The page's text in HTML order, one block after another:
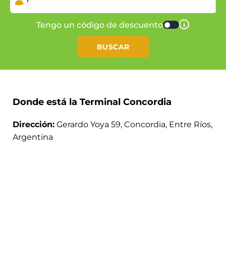
BUSCAR
Tengo un código de descuento
Donde está la Terminal Concordia
Dirección:Gerardo Yoya 59, Concordia, Entre Ríos,
Argentina